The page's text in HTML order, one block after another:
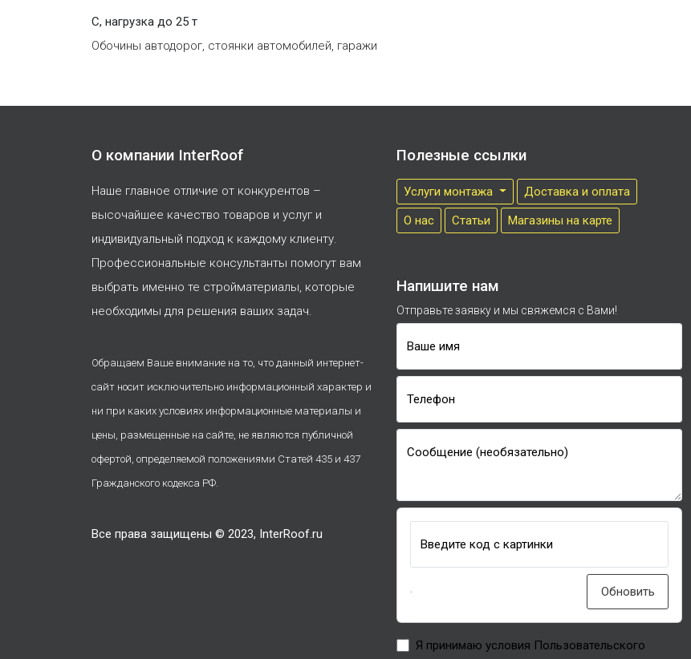
C, нагрузка до 25 т
Обочины автодорог, стоянки автомобилей, гаражи
О компании InterRoof
Наше главное отличие от конкурентов –
высочайшее качество товаров и услуг и
индивидуальный подход к каждому клиенту.
Профессиональные консультанты помогут вам
выбрать именно те стройматериалы, которые
необходимы для решения ваших задач.
Обращаем Ваше внимание на то, что данный интернет-
сайт носит исключительно информационный характер и
ни при каких условиях информационные материалы и
цены, размещенные на сайте, не являются публичной
офертой, определяемой положениями Статей 435 и 437
Гражданского кодекса РФ.
Все права защищены © 2023, InterRoof.ru
Полезные ссылки
Услуги монтажа
Доставка и оплата
О нас
Cтатьи Магазины на карте
Напишите нам
Отправьте заявку и мы свяжемся с Вами!
Ваше имя
Телефон
Сообщение (необязательно)
Введите код с картинки
Обновить
Я принимаю условия Пользовательского